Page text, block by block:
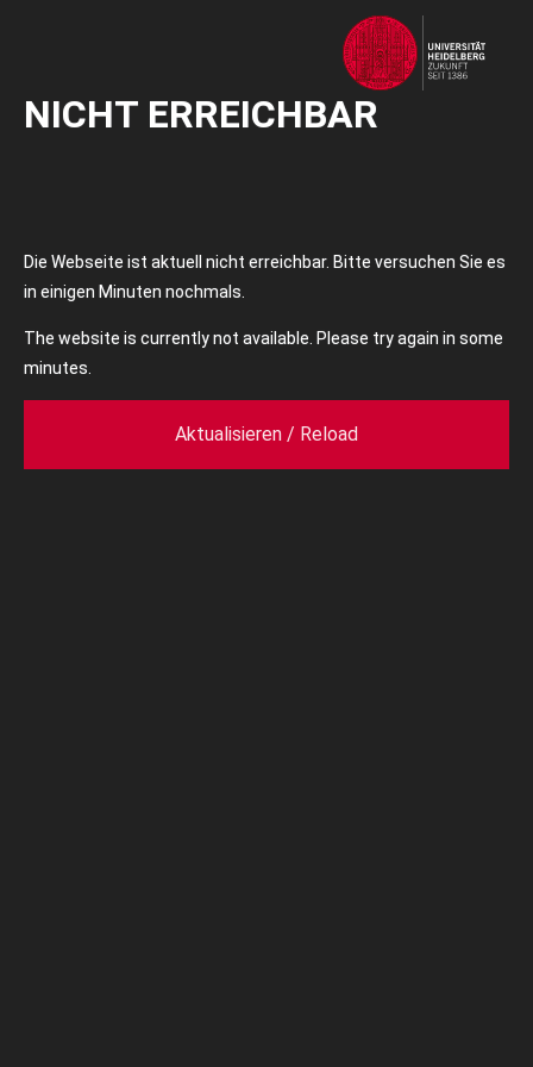
NICHT ERREICHBAR
Die Webseite ist aktuell nicht erreichbar. Bitte versuchen Sie es
in einigen Minuten nochmals.
The website is currently not available. Please try again in some
minutes.
Aktualisieren / Reload